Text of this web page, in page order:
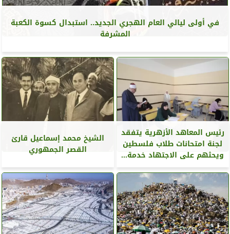
في أولى ليالي العام الهجري الجديد.. استبدال كسوة الكعبة
المشرفة
رئيس المعاهد الأزهرية يتفقد
لجنة امتحانات طلاب فلسطين
ويحثهم على الاجتهاد خدمة...
الشيخ محمد إسماعيل قارئ
القصر الجمهوري